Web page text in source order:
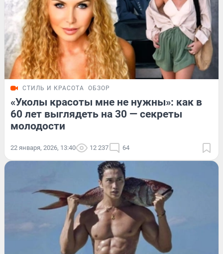
СТИЛЬ И КРАСОТА ОБЗОР
«Уколы красоты мне не нужны»: как в
60 лет выглядеть на 30 — секреты
молодости
22 января, 2026, 13:40 12 237 64